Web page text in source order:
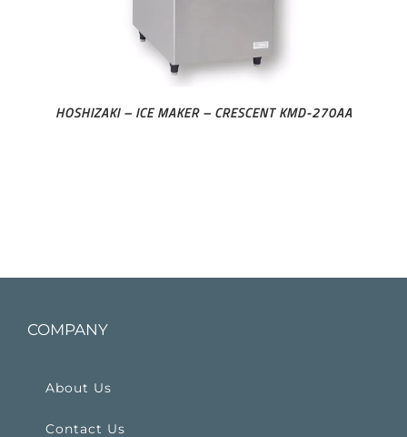
HOSHIZAKI – ICE MAKER – CRESCENT KMD-270AA
COMPANY
About Us
Contact Us